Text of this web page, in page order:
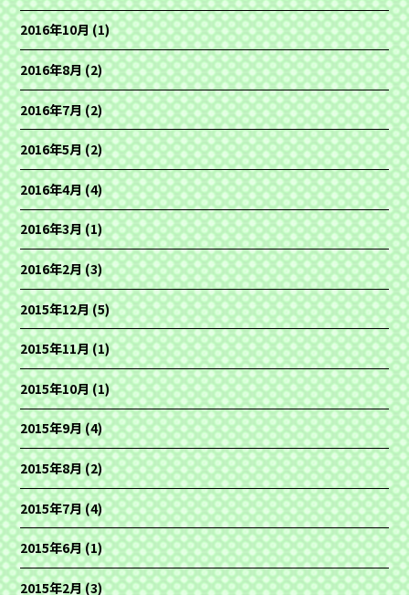
2016年10月(1)
2016年8月(2)
2016年7月(2)
2016年5月(2)
2016年4月(4)
2016年3月(1)
2016年2月(3)
2015年12月(5)
2015年11月(1)
2015年10月(1)
2015年9月(4)
2015年8月(2)
2015年7月(4)
2015年6月(1)
2015年2月(3)